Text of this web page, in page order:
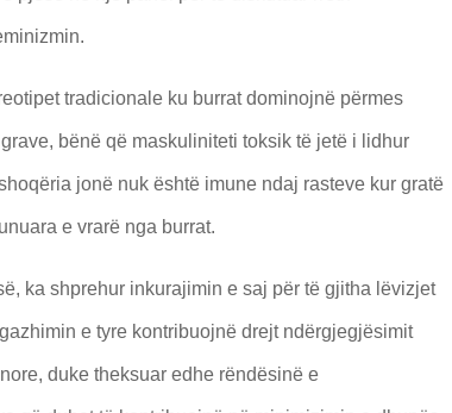
tradicionale ku burrat dominojnë përmes
bënë që maskuliniteti toksik të jetë i lidhur
jonë nuk është imune ndaj rasteve kur gratë
e vrarë nga burrat.
ka shprehur inkurajimin e saj për të gjitha lëvizjet
e tyre kontribuojnë drejt ndërgjegjësimit
duke theksuar edhe rëndësinë e